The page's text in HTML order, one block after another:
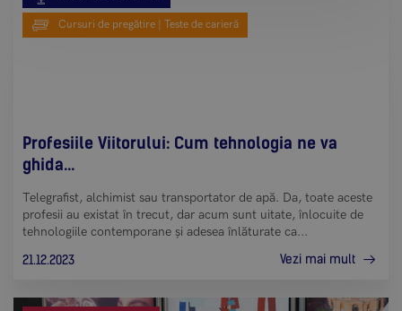
Cursuri de pregătire | Teste de carieră
Profesiile Viitorului: Cum tehnologia ne va
ghida...
Telegrafist, alchimist sau transportator de apă. Da, toate aceste
profesii au existat în trecut, dar acum sunt uitate, înlocuite de
tehnologiile contemporane și adesea înlăturate ca...
21.12.2023
Vezi mai mult